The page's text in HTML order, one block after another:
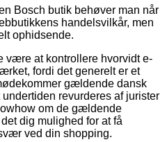
Bosch butik behøver man når
handelsvilkår, men
ophidsende.
være at kontrollere hvorvidt e-
fordi det generelt er et
gældende dansk
revurderes af jurister
om de gældende
dig mulighed for at få
ved din shopping.